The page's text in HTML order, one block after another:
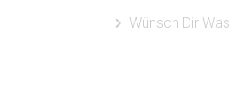
Wünsch Dir Was